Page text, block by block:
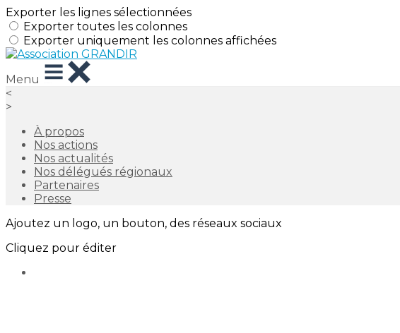
Exporter les lignes sélectionnées
Exporter toutes les colonnes
Exporter uniquement les colonnes affichées
Menu
<
>
À propos
Nos actions
Nos actualités
Nos délégués régionaux
Partenaires
Presse
Ajoutez un logo, un bouton, des réseaux sociaux
Cliquez pour éditer